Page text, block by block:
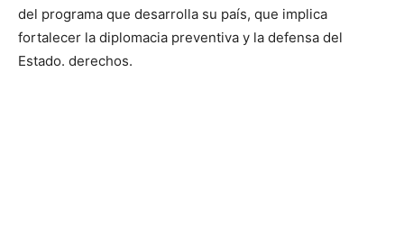
del programa que desarrolla su país, que implica
fortalecer la diplomacia preventiva y la defensa del
Estado. derechos.